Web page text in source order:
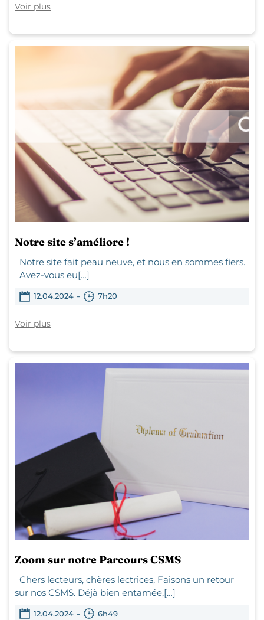
Voir plus
Notre site s’améliore !
Notre site fait peau neuve, et nous en sommes fiers.
Avez-vous eu[…]
12.04.2024 - 7h20
Voir plus
Zoom sur notre Parcours CSMS
Chers lecteurs, chères lectrices, Faisons un retour
sur nos CSMS. Déjà bien entamée,[…]
12.04.2024 - 6h49